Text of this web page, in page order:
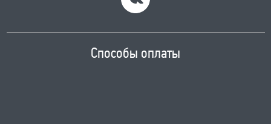
Способы оплаты